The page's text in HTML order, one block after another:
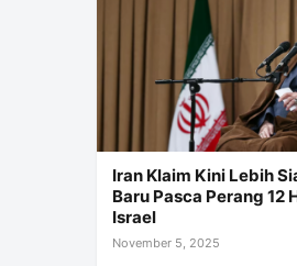
Iran Klaim Kini Lebih
Baru Pasca Perang 12
Israel
November 5, 2025